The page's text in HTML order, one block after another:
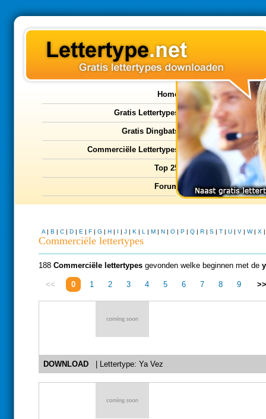
Home
Gratis Lettertypes
Gratis Dingbats
Commerciële Lettertypes
Top 25
Forum
A | B | C | D | E | F | G | H | I | J | K | L | M | N | O | P | Q | R | S | T | U | V | W| X
Commerciële lettertypes
188 Commerciële lettertypes gevonden welke beginnen met de y
<< 0 1 2 3 4 5 6 7 8 9 >>
DOWNLOAD | Lettertype: Ya Vez